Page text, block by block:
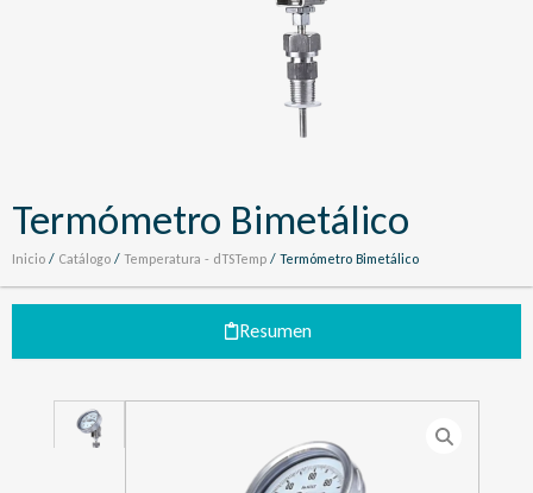
Termómetro Bimetálico
Inicio / Catálogo / Temperatura - dTSTemp / Termómetro Bimetálico
Resumen